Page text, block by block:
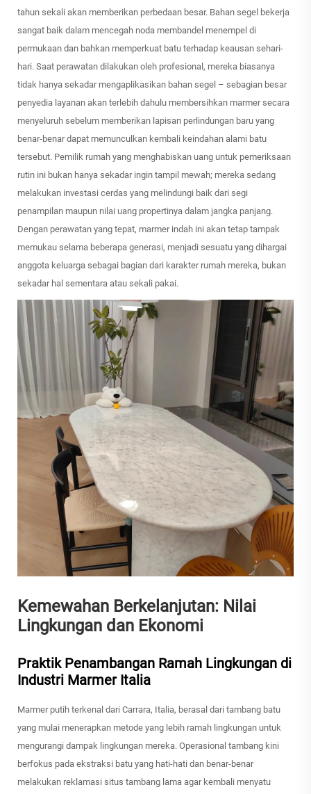
tahun sekali akan memberikan perbedaan besar. Bahan segel bekerja
sangat baik dalam mencegah noda membandel menempel di
permukaan dan bahkan memperkuat batu terhadap keausan sehari-
hari. Saat perawatan dilakukan oleh profesional, mereka biasanya
tidak hanya sekadar mengaplikasikan bahan segel – sebagian besar
penyedia layanan akan terlebih dahulu membersihkan marmer secara
menyeluruh sebelum memberikan lapisan perlindungan baru yang
benar-benar dapat memunculkan kembali keindahan alami batu
tersebut. Pemilik rumah yang menghabiskan uang untuk pemeriksaan
rutin ini bukan hanya sekadar ingin tampil mewah; mereka sedang
melakukan investasi cerdas yang melindungi baik dari segi
penampilan maupun nilai uang propertinya dalam jangka panjang.
Dengan perawatan yang tepat, marmer indah ini akan tetap tampak
memukau selama beberapa generasi, menjadi sesuatu yang dihargai
anggota keluarga sebagai bagian dari karakter rumah mereka, bukan
sekadar hal sementara atau sekali pakai.
Kemewahan Berkelanjutan: Nilai
Lingkungan dan Ekonomi
Praktik Penambangan Ramah Lingkungan di
Industri Marmer Italia
Marmer putih terkenal dari Carrara, Italia, berasal dari tambang batu
yang mulai menerapkan metode yang lebih ramah lingkungan untuk
mengurangi dampak lingkungan mereka. Operasional tambang kini
berfokus pada ekstraksi batu yang hati-hati dan benar-benar
melakukan reklamasi situs tambang lama agar kembali menyatu